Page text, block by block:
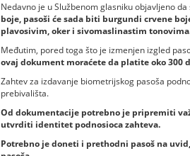
Nedavno je u Službenom glasniku objavljeno
boje, pasoši će sada biti burgundi crvene
plavosivim, oker i sivomaslinastim
Međutim, pored toga što je izmenjen izgled
ovaj dokument moraćete da platite oko 300
Zahtev za izdavanje biometrijskog pasoša
prebivališta.
Od dokumentacije potrebno je pripremiti
utvrditi identitet podnosioca zahteva.
Potrebno je doneti i prethodni pasoš na